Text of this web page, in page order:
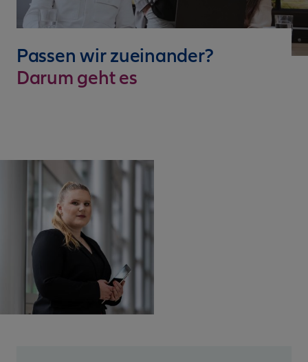
Passen wir zueinander?
Darum geht es